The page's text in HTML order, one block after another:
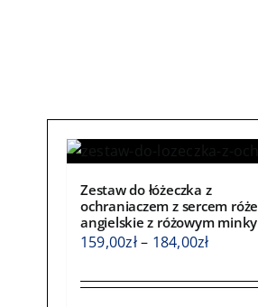
Zestaw do łóżeczka z
ochraniaczem z sercem róże
angielskie z różowym minky
159,00zł– 184,00złZakres
od